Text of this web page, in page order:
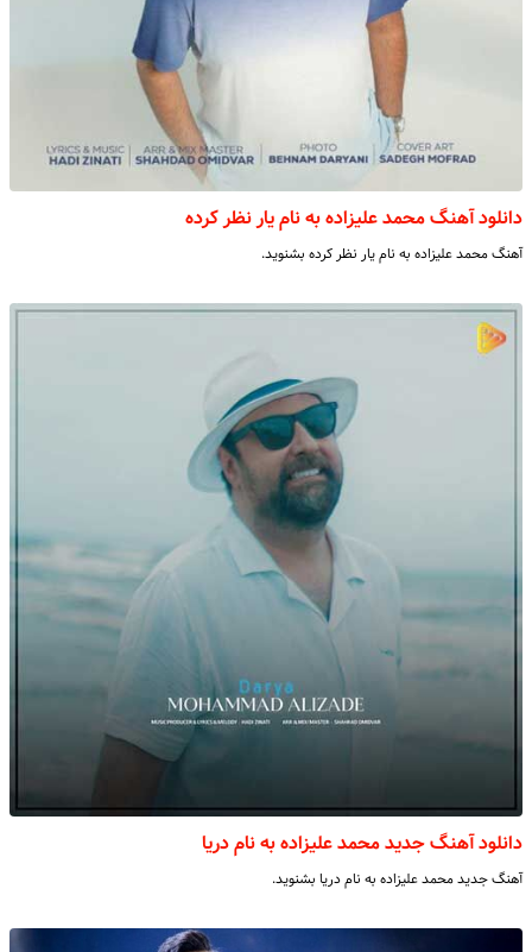
دانلود آهنگ محمد علیزاده به نام یار نظر کرده
آهنگ محمد علیزاده به نام یار نظر کرده بشنوید.
دانلود آهنگ جدید محمد علیزاده به نام دریا
آهنگ جدید محمد علیزاده به نام دریا بشنوید.